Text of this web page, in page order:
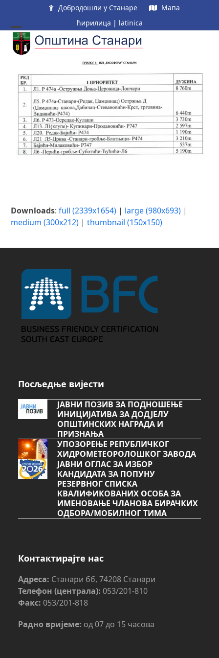
content
Добродошли у Станаре
Мапа
ћирилица | latinica
Open
mobile
Close
mobile
Downloads:full (2339x1654) | large (980x693) |
medium (300x212) |thumbnail (150x150)
Посљедње вијести
ЈАВНИ ПОЗИВ ЗА ПОДНОШЕЊЕ
ИНИЦИЈАТИВА ЗА ДОДЈЕЛУ
ОПШТИНСКИХ НАГРАДА И
ПРИЗНАЊА
УПОЗОРЕЊЕ РЕПУБЛИЧКОГ
ХИДРОМЕТЕОРОЛОШКОГ ЗАВОДА
ЈАВНИ ОГЛАС ЗА ИЗБОР
КАНДИДАТА ЗА ПОПУНУ
РЕЗЕРВНОГ СПИСКА
КВАЛИФИКОВАНИХ ОСОБА ЗА
ИМЕНОВАЊЕ ЧЛАНОВА БИРАЧКИХ
ОДБОРА/МОБИЛНОГ ТИМА
Контактирајте нас
Адреса: Станари бб, 74208 Станари
Телефон (централа): 053/201-810
Факс: 053/201-818
Радно вријеме: од 07 до 15 часова